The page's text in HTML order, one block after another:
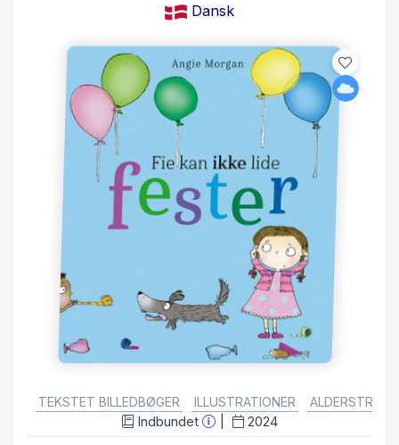
Dansk
TEKSTET BILLEDBØGER
ILLUSTRATIONER ALDERSTRIN:
Indbundet 2024